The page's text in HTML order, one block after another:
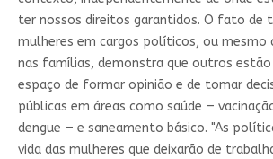
ter nossos direitos garantidos. O fato de
mulheres em cargos políticos, ou
nas famílias, demonstra que outros estão
espaço de formar opinião e de tomar
públicas em áreas como saúde —
dengue — e saneamento básico. "As
vida das mulheres que deixarão de